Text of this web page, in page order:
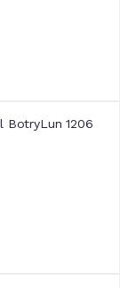
BotryLun 1206